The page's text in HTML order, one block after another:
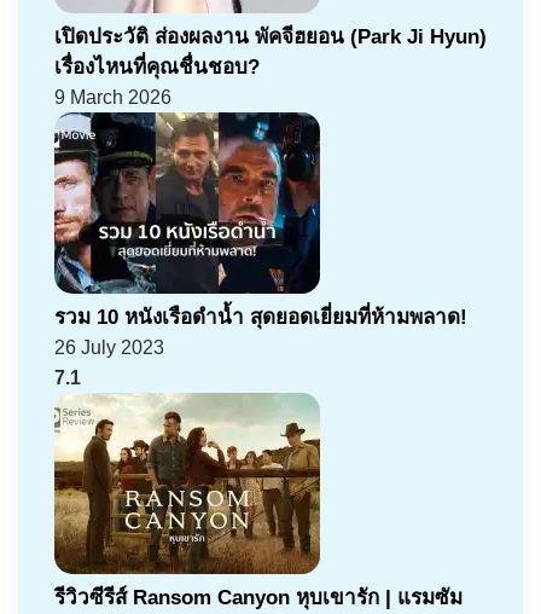
เปิดประวัติ ส่องผลงาน พัคจีฮยอน (Park Ji Hyun)
เรื่องไหนที่คุณชื่นชอบ?
9 March 2026
รวม 10 หนังเรือดำน้ำ สุดยอดเยี่ยมที่ห้ามพลาด!
26 July 2023
7.1
รีวิวซีรีส์ Ransom Canyon หุบเขารัก | แรมซัม